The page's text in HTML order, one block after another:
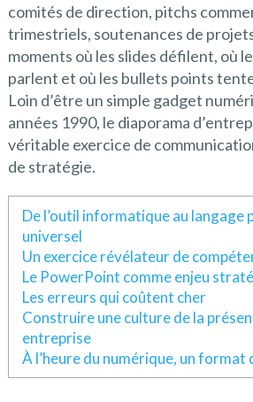
comités de direction, pitchs
trimestriels, soutenances de
moments où les slides défilent, où
parlent et où les bullets points
Loin d’être un simple gadget
années 1990, le diaporama
véritable exercice de
de stratégie.
De l’outil informatique au langage
universel
Un exercice révélateur de
Le PowerPoint comme enjeu
Les erreurs qui coûtent cher
Construire une culture de la
entreprise
À l’heure du numérique, un format